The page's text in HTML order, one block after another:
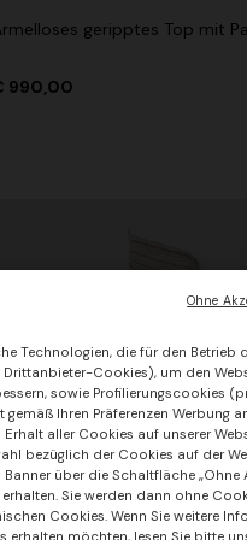
geripptes Top mit
990,00
+ 3 Farben
Technologien, die für den Betrieb
Cookies), um den
sowie Profilierungscookies
Ihren Präferenzen Werbung
aller Cookies auf unserer
bezüglich der Cookies auf der
über die Schaltfläche „Ohne
Sie werden dann ohne
Cookies. Wenn Sie weitere
Ohne